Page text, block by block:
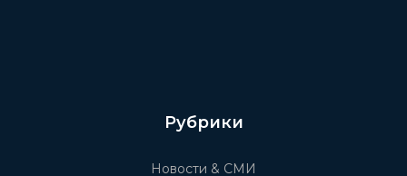
Рубрики
Новости & СМИ